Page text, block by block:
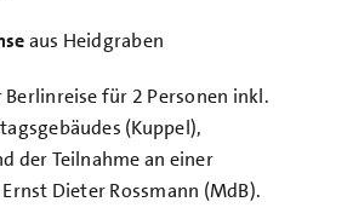
aus Heidgraben
für 2 Personen inkl.
(Kuppel),
der Teilnahme an einer
Dieter Rossmann (MdB).